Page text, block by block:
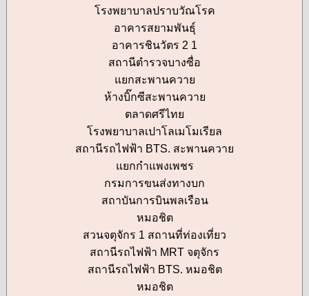
โรงพยาบาลปราบวัณโรค
อาคารสยามพันธุ์
อาคารชินวัตร 2 1
สถานีตำรวจบางซื่อ
แยกสะพานควาย
ห้างบิ๊กซีสะพานควาย
ตลาดศรีไทย
โรงพยาบาลเปาโลเมโมเรียล
สถานีรถไฟฟ้า BTS. สะพานควาย
แยกกำแพงเพชร
กรมการขนส่งทางบก
สถาบันการบินพลเรือน
หมอชิต
สวนจตุจักร 1 สถานที่ท่องเที่ยว
สถานีรถไฟฟ้า MRT จตุจักร
สถานีรถไฟฟ้า BTS. หมอชิต
หมอชิต